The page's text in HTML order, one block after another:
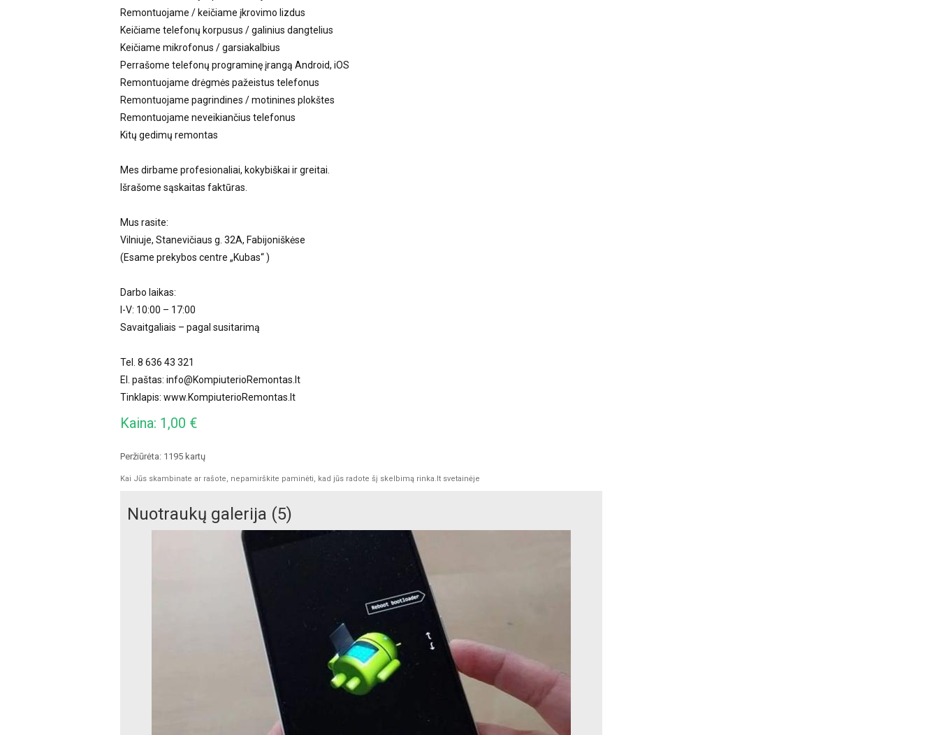
Remontuojame / keičiame įkrovimo lizdus
Keičiame telefonų korpusus / galinius dangtelius
Keičiame mikrofonus / garsiakalbius
Perrašome telefonų programinę įrangą Android, iOS
Remontuojame drėgmės pažeistus telefonus
Remontuojame pagrindines / motinines plokštes
Remontuojame neveikiančius telefonus
Kitų gedimų remontas
Mes dirbame profesionaliai, kokybiškai ir greitai.
Išrašome sąskaitas faktūras.
Mus rasite:
Vilniuje, Stanevičiaus g. 32A, Fabijoniškėse
(Esame prekybos centre „Kubas“ )
Darbo laikas:
I-V: 10:00 – 17:00
Savaitgaliais – pagal susitarimą
Tel. 8 636 43 321
El. paštas: info@KompiuterioRemontas.lt
Tinklapis: www.KompiuterioRemontas.lt
Kaina: 1,00 €
Peržiūrėta: 1195 kartų
Kai Jūs skambinate ar rašote, nepamirškite paminėti, kad jūs radote šį skelbimą rinka.lt svetainėje
Nuotraukų galerija (5)